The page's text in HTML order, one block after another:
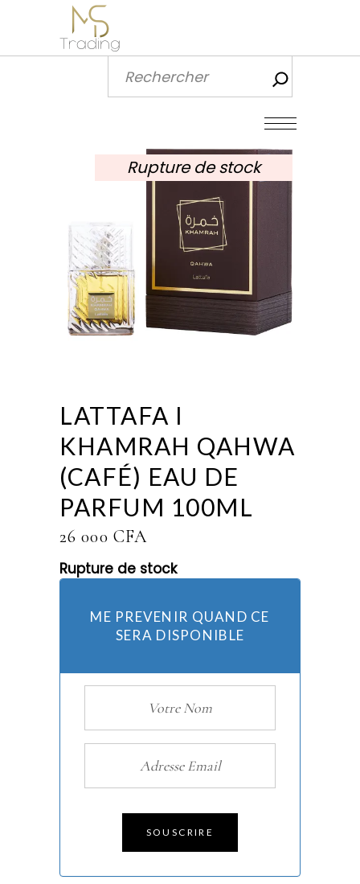
Rupture de stock
LATTAFA I
KHAMRAH QAHWA
(CAFÉ) EAU DE
PARFUM 100ML
26 000 CFA
Rupture de stock
ME PREVENIR QUAND CE
SERA DISPONIBLE
SOUSCRIRE